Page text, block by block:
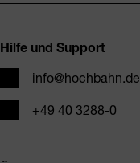
Hilfe und Support
E-Mailinfo@hochbahn.de
Telefon+49 40 3288-0